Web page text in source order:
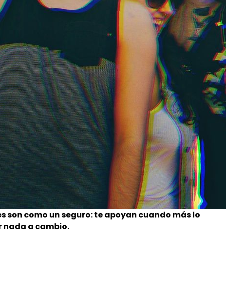
son como un seguro: te apoyan cuando más lo
nada a cambio.